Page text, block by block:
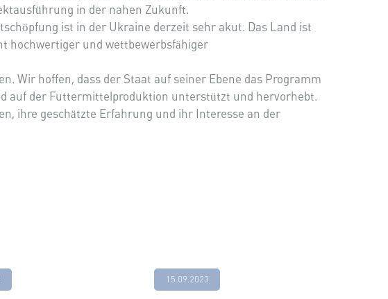
in der nahen Zukunft.
ist in der Ukraine derzeit sehr akut. Das Land ist
hochwertiger und wettbewerbsfähiger
Wir hoffen, dass der Staat auf seiner Ebene das Programm
auf der Futtermittelproduktion unterstützt und hervorhebt.
ihre geschätzte Erfahrung und ihr Interesse an der
15.09.2023